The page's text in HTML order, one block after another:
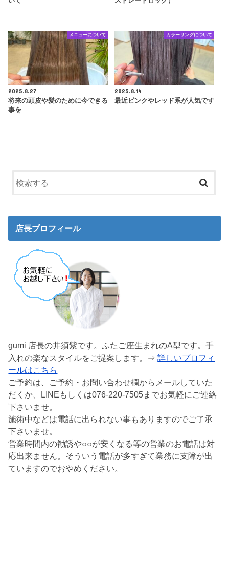
メニューについて
2025.8.27
将来の頭皮や髪のために今できる
事を
カラーリングについて
2025.8.14
最近ピンクやレッド系が人気です
店長プロフィール
gumi 店長の井須紫です。ふたご座生まれのA型です。手
入れの楽なスタイルをご提案します。⇒詳しいプロフィ
ールはこちら
ご予約は、ご予約・お問い合わせ欄からメールしていた
だくか、LINEもしくは076-220-7505までお気軽にご連絡
下さいませ。
施術中などは電話に出られない事もありますのでご了承
下さいませ。
営業時間内の勧誘や○○が安くなる等の営業のお電話は対
応出来ません。そういう電話が多すぎて業務に支障が出
ていますのでおやめください。